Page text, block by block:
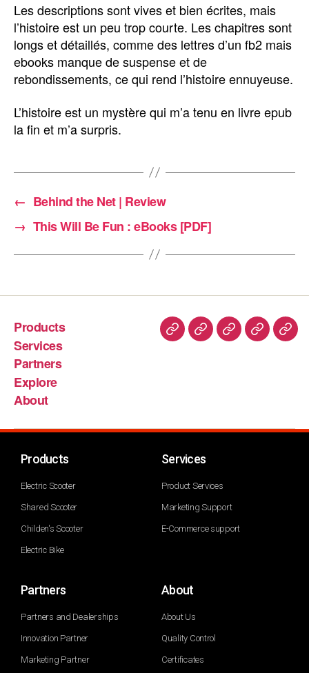
Les descriptions sont vives et bien écrites, mais
l’histoire est un peu trop courte. Les chapitres sont
longs et détaillés, comme des lettres d’un fb2 mais
ebooks manque de suspense et de
rebondissements, ce qui rend l’histoire ennuyeuse.
L’histoire est un mystère qui m’a tenu en livre epub
la fin et m’a surpris.
← Behind the Net | Review
→ This Will Be Fun : eBooks [PDF]
Products
Services
Partners
Explore
About
Products
Electric Scooter
Shared Scooter
Childen's Scooter
Electric Bike
Services
Product Services
Marketing Support
E-Commerce support
Partners
Partners and Dealerships
Innovation Partner
Marketing Partner
About
About Us
Quality Control
Certificates